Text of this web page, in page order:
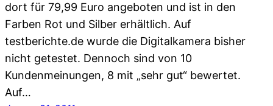
dort für 79,99 Euro angeboten und ist in den
Farben Rot und Silber erhältlich. Auf
testberichte.de wurde die Digitalkamera bisher
nicht getestet. Dennoch sind von 10
Kundenmeinungen, 8 mit „sehr gut“ bewertet.
Auf…